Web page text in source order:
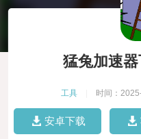
猛兔加速
工具 时间：
安卓下载